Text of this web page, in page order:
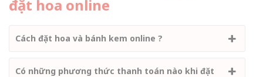
đặt hoa online
Cách đặt hoa và bánh kem online ?
Có những phương thức thanh toán nào khi đặt